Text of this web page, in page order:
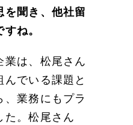
を聞き、他社留
ね。
は、松尾さん
でいる課題と
、業務にもプラ
た。松尾さん